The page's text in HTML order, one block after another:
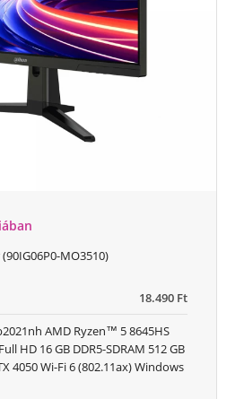
18.490 Ft
MO3510)
AMD Ryzen™ 5 8645HS
HD 16 GB DDR5-SDRAM 512 GB
4050 Wi-Fi 6 (802.11ax) Windows